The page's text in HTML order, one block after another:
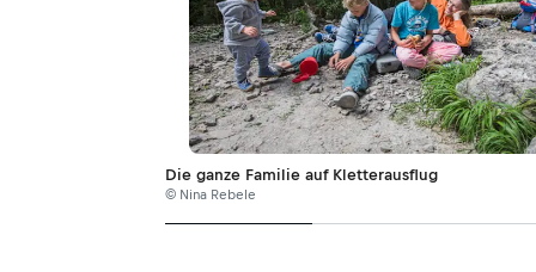
Die ganze Familie auf Kletterausflug
© Nina Rebele